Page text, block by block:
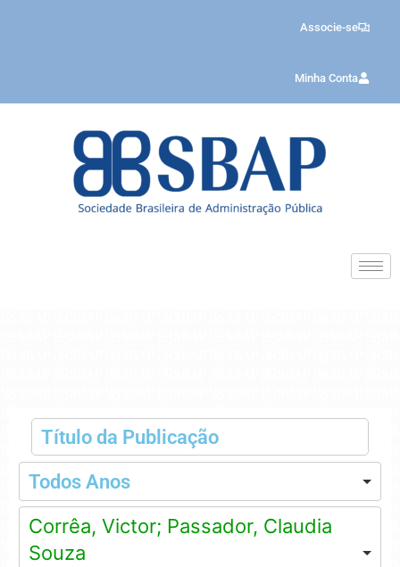
Associe-se
Minha Conta
Corrêa, Victor; Passador, Claudia
Souza